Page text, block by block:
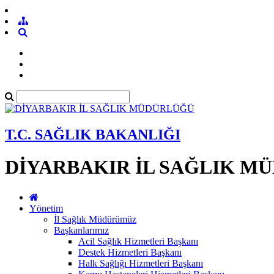
T.C. SAĞLIK BAKANLIĞI
DİYARBAKIR İL SAĞLIK
Yönetim
İl Sağlık Müdürümüz
Başkanlarımız
Acil Sağlık Hizmetleri Başkanı
Destek Hizmetleri Başkanı
Halk Sağlığı Hizmetleri Başkanı